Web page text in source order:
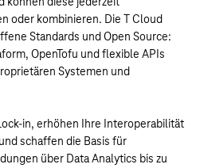
oder kombinieren. Die T Cloud
Standards und Open Source:
OpenTofu und flexible APIs
Systemen und
in, erhöhen Ihre Interoperabilität
schaffen die Basis für
über Data Analytics bis zu